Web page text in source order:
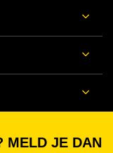
MELD JE DAN